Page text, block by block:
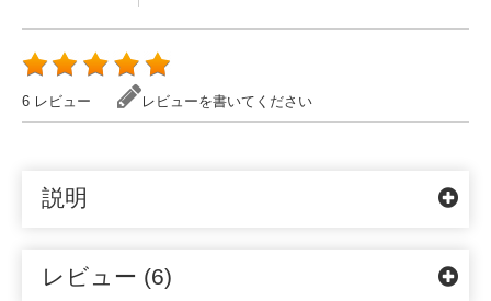
6 レビュー レビューを書いてください
説明
レビュー (6)